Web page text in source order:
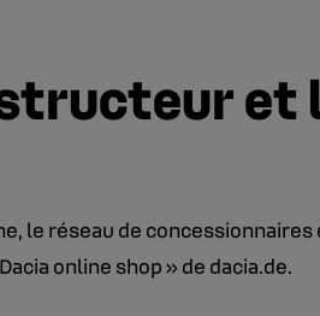
et
le réseau de
online shop » de dacia.de.